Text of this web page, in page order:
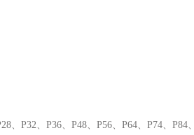
、P32、P36、P48、P56、P64、P74、P84